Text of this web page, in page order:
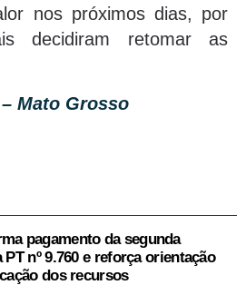
nos próximos dias, por
decidiram retomar as
Mato Grosso
pagamento da segunda
PT nº 9.760 e reforça orientação
dos recursos